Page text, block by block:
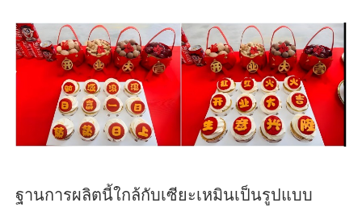
ฐานการผลิตนี้ใกล้กับเซียะเหมินเป็นรูปแบบ